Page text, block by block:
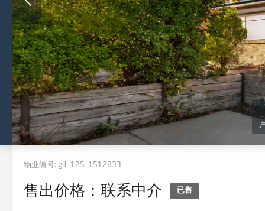
物业编号: gif_125_1512833
售出价格：联系中介 已售